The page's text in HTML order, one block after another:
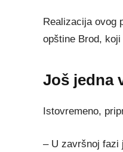
Realizacija ovog
opštine Brod,
Još jedna
Istovremeno,
– U završnoj fazi